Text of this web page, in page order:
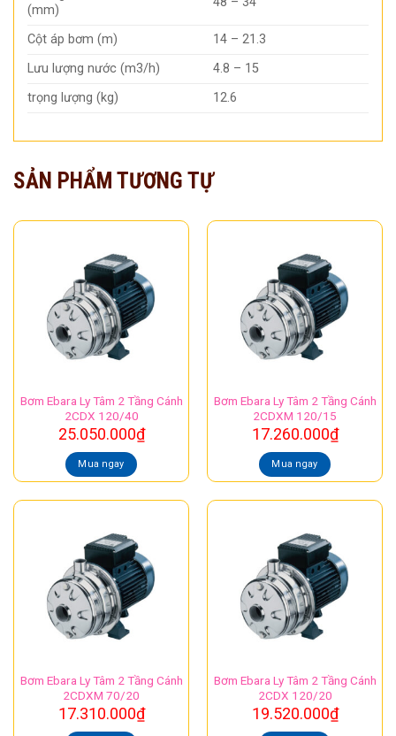
(mm)
Cột áp bơm (m)
14 – 21.3
Lưu lượng nước (m3/h)
4.8 – 15
trọng lượng (kg)
12.6
SẢN PHẨM TƯƠNG TỰ
Bơm Ebara Ly Tâm 2 Tầng Cánh
2CDX 120/40
25.050.000₫
Mua ngay
Bơm Ebara Ly Tâm 2 Tầng Cánh
2CDXM 120/15
17.260.000₫
Mua ngay
Bơm Ebara Ly Tâm 2 Tầng Cánh
2CDXM 70/20
17.310.000₫
Bơm Ebara Ly Tâm 2 Tầng Cánh
2CDX 120/20
19.520.000₫